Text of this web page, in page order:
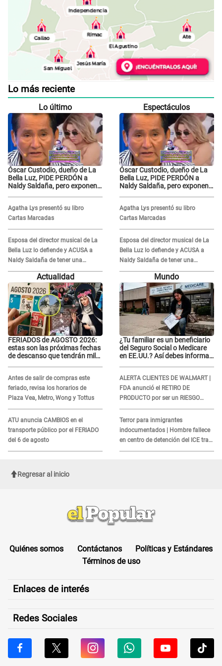
Lo más reciente
Lo último
Óscar Custodio, dueño de La
Bella Luz, PIDE PERDÓN a
Naldy Saldaña, pero exponen
grabar"
Agatha Lys presentó su libro
Cartas Marcadas
Esposa del director musical de La
Bella Luz lo defiende y ACUSA a
Naldy Saldaña de tener una
relación con él y otros integrantes
Espectáculos
Óscar Custodio, dueño de La
Bella Luz, PIDE PERDÓN a
Naldy Saldaña, pero exponen
grabar"
Agatha Lys presentó su libro
Cartas Marcadas
Esposa del director musical de La
Bella Luz lo defiende y ACUSA a
Naldy Saldaña de tener una
relación con él y otros integrantes
Actualidad
FERIADOS de AGOSTO 2026:
estas son las próximas fechas
de descanso que tendrán miles
Antes de salir de compras este
feriado, revisa los horarios de
Plaza Vea, Metro, Wong y Tottus
ATU anuncia CAMBIOS en el
transporte público por el FERIADO
del 6 de agosto
Mundo
¿Tu familiar es un beneficiario
del Seguro Social o Medicare
en EE.UU.? Así debes informar
ALERTA CLIENTES DE WALMART |
FDA anunció el RETIRO DE
PRODUCTO por ser un RIESGO
MORTAL para consumidores: ¿Cuál
es?
Terror para inmigrantes
indocumentados | Hombre fallece
en centro de detención del ICE tras
sufrir una "emergencia médica"
Regresar al inicio
Quiénes somos Contáctanos
Políticas y Estándares
Términos de uso
Enlaces de interés
Redes Sociales